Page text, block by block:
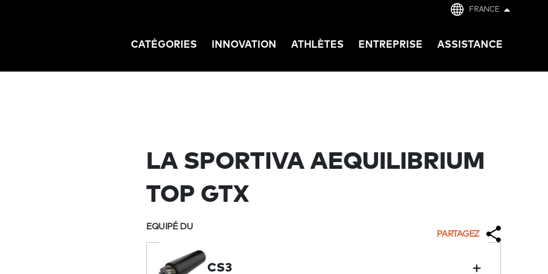
FRANCE
CATÉGORIES INNOVATION ATHLÈTES ENTREPRISE ASSISTANCE
LA SPORTIVA AEQUILIBRIUM
TOP GTX
PARTAGEZ
EQUIPÉ DU
CS3